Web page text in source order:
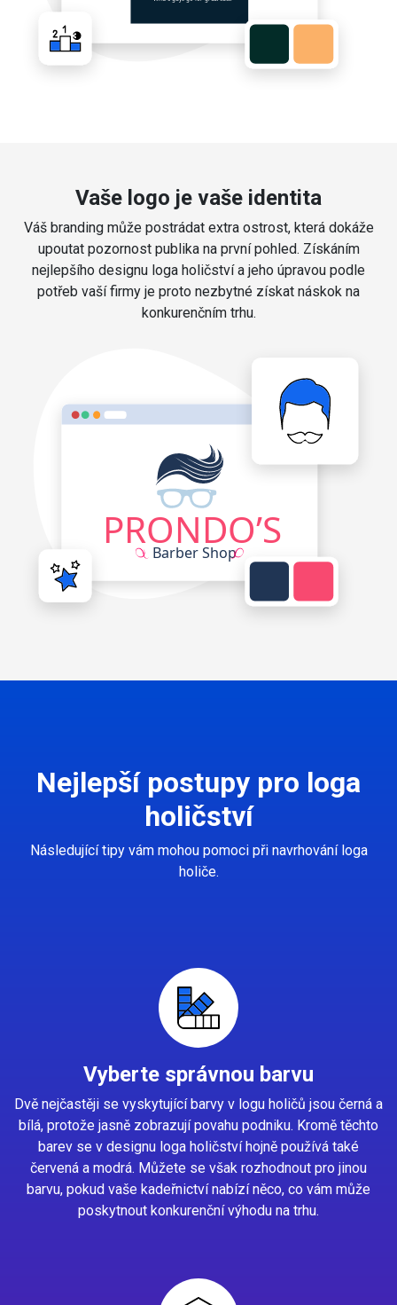
Vaše logo je vaše identita
Váš branding může postrádat extra ostrost, která dokáže
upoutat pozornost publika na první pohled. Získáním
nejlepšího designu loga holičství a jeho úpravou podle
potřeb vaší firmy je proto nezbytné získat náskok na
konkurenčním trhu.
Nejlepší postupy pro loga
holičství
Následující tipy vám mohou pomoci při navrhování loga
holiče.
Vyberte správnou barvu
Dvě nejčastěji se vyskytující barvy v logu holičů jsou černá a
bílá, protože jasně zobrazují povahu podniku. Kromě těchto
barev se v designu loga holičství hojně používá také
červená a modrá. Můžete se však rozhodnout pro jinou
barvu, pokud vaše kadeřnictví nabízí něco, co vám může
poskytnout konkurenční výhodu na trhu.